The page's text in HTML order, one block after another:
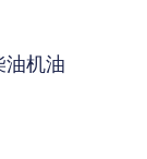
油机油